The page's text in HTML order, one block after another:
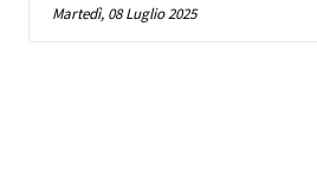
Martedì, 08 Luglio 2025